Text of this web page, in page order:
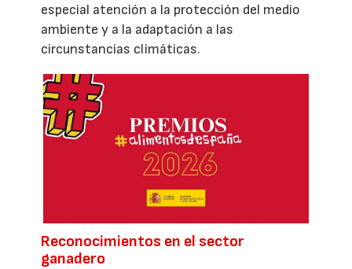
especial atención a la protección del medio
ambiente y a la adaptación a las
circunstancias climáticas.
Reconocimientos en el sector
ganadero